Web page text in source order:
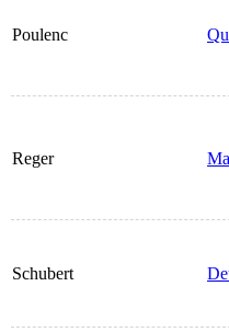
Poulenc
Reger
Schubert